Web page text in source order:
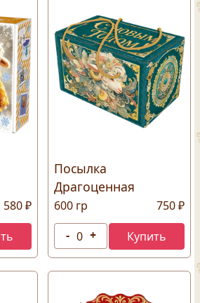
580 ₽
Посылка
Драгоценная
600 гр 750 ₽